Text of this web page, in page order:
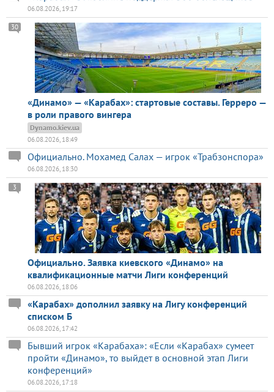
06.08.2026, 19:17
«Динамо» — «Карабах»: стартовые составы. Герреро —
в роли правого вингера
30
Dynamo.kiev.ua
06.08.2026, 18:49
Официально. Мохамед Салах — игрок «Трабзонспора»
06.08.2026, 18:30
Официально. Заявка киевского «Динамо» на
квалификационные матчи Лиги конференций
3
06.08.2026, 18:06
«Карабах» дополнил заявку на Лигу конференций
списком Б
06.08.2026, 17:42
Бывший игрок «Карабаха»: «Если «Карабах» сумеет
пройти «Динамо», то выйдет в основной этап Лиги
конференций»
06.08.2026, 17:18